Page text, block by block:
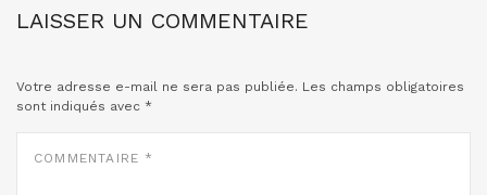
LAISSER UN COMMENTAIRE
Votre adresse e-mail ne sera pas publiée. Les champs obligatoires
sont indiqués avec *